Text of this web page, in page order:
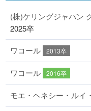
(株)ケリングジャパン
2025卒
ワコール 2013卒
ワコール 2016卒
モエ・ヘネシー・ルイ